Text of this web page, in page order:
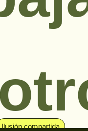
Ilusión compartida